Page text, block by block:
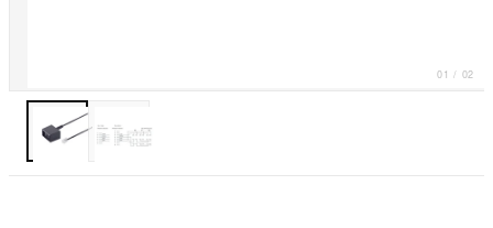
01 / 02